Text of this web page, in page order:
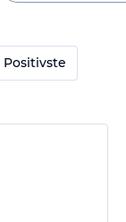
Positivste